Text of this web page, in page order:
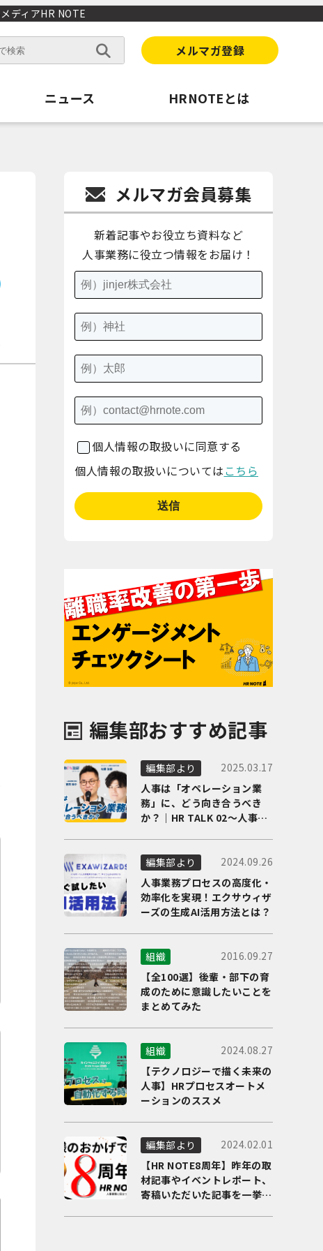
ディアHR NOTE
メルマガ登録
ニュース HRNOTEとは
メルマガ会員募集
新着記事やお役立ち資料など
人事業務に役立つ情報をお届け！
個人情報の取扱いに同意する
個人情報の取扱いについては こちら
編集部おすすめ記事
編集部より
2025.03.17
人事は「オペレーション業
務」に、どう向き合うべき
か？｜HR TALK 02～人事DX
編集部より
2024.09.26
人事業務プロセスの高度化・
効率化を実現！エクサウィザ
ーズの生成AI活用方法とは？
組織
2016.09.27
【全100選】後輩・部下の育
成のために意識したいことを
まとめてみた
組織
2024.08.27
【テクノロジーで描く未来の
人事】HRプロセスオートメ
ーションのススメ
編集部より
2024.02.01
【HR NOTE8周年】昨年の取
材記事やイベントレポート、
寄稿いただいた記事を一挙に